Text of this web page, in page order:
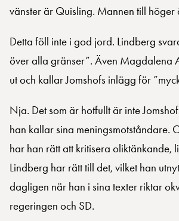
vänster är Quisling. Mannen till höger
Detta föll inte i god jord. Lindberg
över alla gränser”. Även Magdalena
ut och kallar Jomshofs inlägg för
Nja. Det som är hotfullt är inte
han kallar sina meningsmotståndare.
har han rätt att kritisera oliktänkande,
Lindberg har rätt till det, vilket han
dagligen när han i sina texter riktar
regeringen och SD.